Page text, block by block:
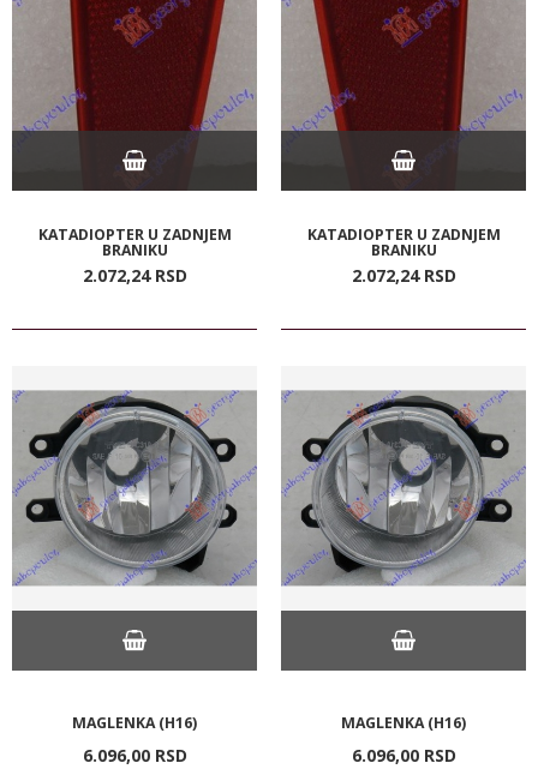
KATADIOPTER U ZADNJEM
BRANIKU
2.072,24 RSD
KATADIOPTER U ZADNJEM
BRANIKU
2.072,24 RSD
MAGLENKA (H16)
6.096,00 RSD
MAGLENKA (H16)
6.096,00 RSD